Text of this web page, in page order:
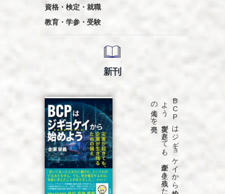
資格・検定・就職
教育・学参・受験
新刊
「B
C
P
は
ジ
ギ
ョ
ケ
イ
か
ら
始め
よ
う
災害が
起き
て
も
、
企業が
生き
残る
た
め
の
備え
」を
発売